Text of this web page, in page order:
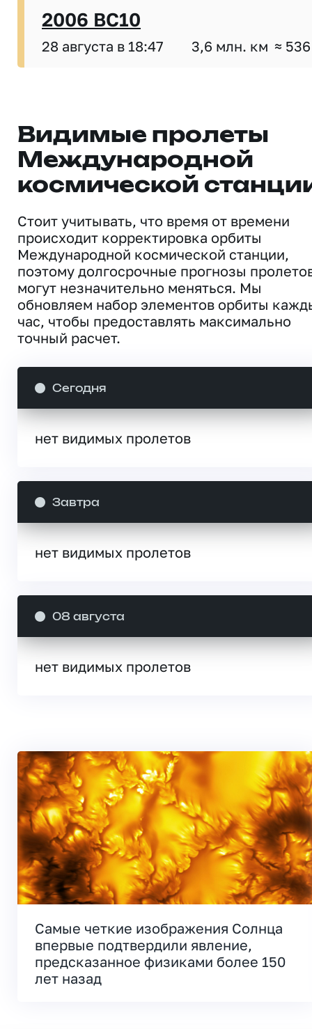
2006 BC10
28 августа в 18:47 3,6 млн. км ≈
Видимые пролеты
Международной
космической
Стоит учитывать, что время от времени
происходит корректировка орбиты
Международной космической станции,
поэтому долгосрочные прогнозы
могут незначительно меняться. Мы
обновляем набор элементов орбиты
час, чтобы предоставлять максимально
точный расчет.
Сегодня
нет видимых пролетов
Завтра
нет видимых пролетов
08 августа
нет видимых пролетов
Самые четкие изображения Солнца
впервые подтвердили явление,
предсказанное физиками более 150
лет назад